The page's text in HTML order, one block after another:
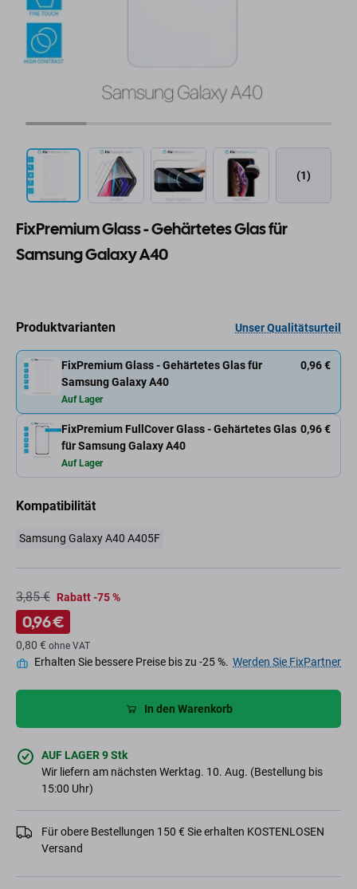
(1)
FixPremium Glass - Gehärtetes Glas für
Samsung Galaxy A40
Produktvarianten Unser Qualitätsurteil
FixPremium Glass - Gehärtetes Glas für
Samsung Galaxy A40
0,96 €
Auf Lager
FixPremium FullCover Glass - Gehärtetes Glas
für Samsung Galaxy A40
0,96 €
Auf Lager
Kompatibilität
Samsung Galaxy A40 A405F
3,85 € Rabatt -75 %
0,96 €
0,80 € ohne VAT
Erhalten Sie bessere Preise bis zu -25 %. Werden Sie FixPartner
In den Warenkorb
AUF LAGER 9 Stk
Wir liefern am nächsten Werktag. 10. Aug. (Bestellung bis
15:00 Uhr)
Für obere Bestellungen 150 € Sie erhalten KOSTENLOSEN
Versand